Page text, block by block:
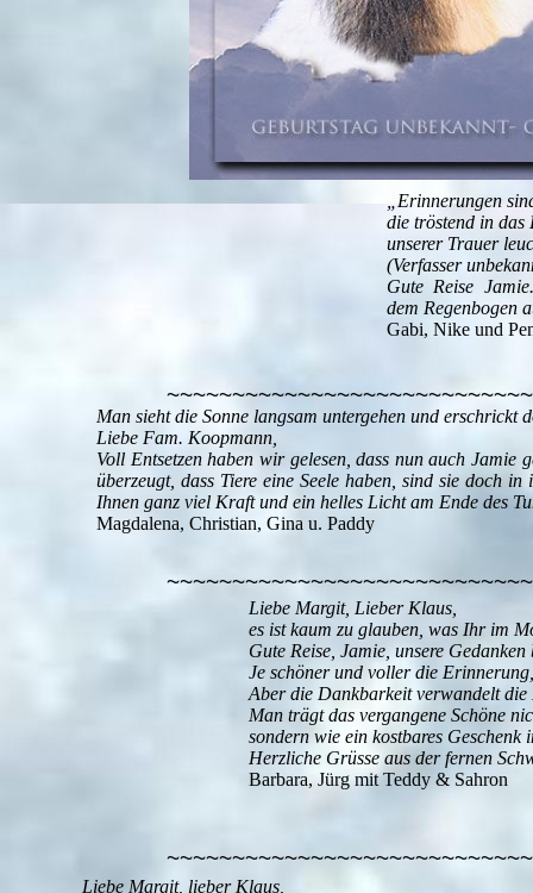
„Erinnerungen
die tröstend in das
unserer Trauer
(Verfasser
Gute Reise
dem Regenbogen
Gabi, Nike und
Man sieht die Sonne langsam untergehen und erschrickt
Liebe Fam. Koopmann,
Voll Entsetzen haben wir gelesen, dass nun auch
überzeugt, dass Tiere eine Seele haben, sind sie doch
Ihnen ganz viel Kraft und ein helles Licht am Ende des
Magdalena, Christian, Gina u. Paddy
Liebe Margit, Lieber Klaus,
es ist kaum zu glauben, was Ihr im
Gute Reise, Jamie, unsere
Je schöner und voller die
Aber die Dankbarkeit verwandelt
Man trägt das vergangene Schöne
sondern wie ein kostbares Geschenk
Herzliche Grüsse aus der fernen
Barbara, Jürg mit Teddy & Sahron
Liebe Margit, lieber Klaus,